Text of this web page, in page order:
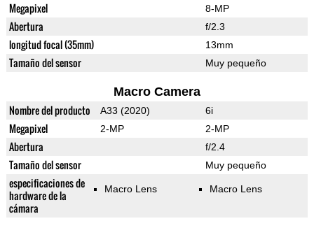
Megapixel 8-MP
Abertura f/2.3
longitud focal (35mm) 13mm
Tamaño del sensor Muy pequeño
Macro Camera
Nombre del producto A33 (2020) 6i
Megapixel 2-MP 2-MP
Abertura f/2.4
Tamaño del sensor Muy pequeño
especificaciones de
hardware de la
cámara
Macro Lens Macro Lens